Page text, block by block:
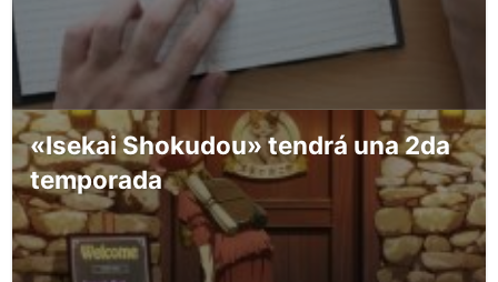
«Isekai Shokudou» tendrá una 2da
temporada